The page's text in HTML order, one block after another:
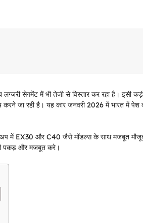
लग्जरी सेगमेंट में भी तेजी से विस्तार कर रहा है। इसी
करने जा रही है। यह कार जनवरी 2026 में भारत में पेश
में EX30 और C40 जैसे मॉडल्स के साथ मजबूत
पकड़ और मजबूत करे।